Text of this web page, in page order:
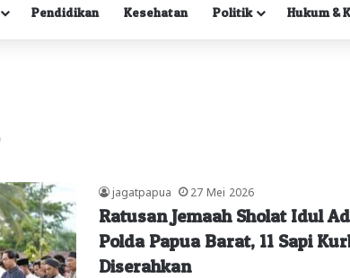
Pendidikan Kesehatan Politik Hukum &
jagatpapua 27 Mei 2026
Ratusan Jemaah Sholat Idul
Polda Papua Barat, 11 Sapi
Diserahkan